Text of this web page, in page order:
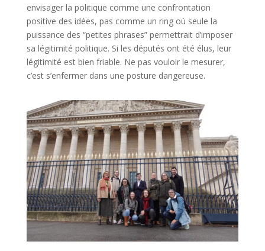
envisager la politique comme une confrontation
positive des idées, pas comme un ring où seule la
puissance des “petites phrases” permettrait d’imposer
sa légitimité politique. Si les députés ont été élus, leur
légitimité est bien friable. Ne pas vouloir le mesurer,
c’est s’enfermer dans une posture dangereuse.